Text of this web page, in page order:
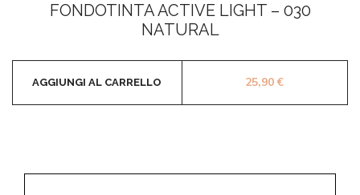
su
5
FONDOTINTA ACTIVE LIGHT – 030
NATURAL
25,90€
AGGIUNGI AL CARRELLO